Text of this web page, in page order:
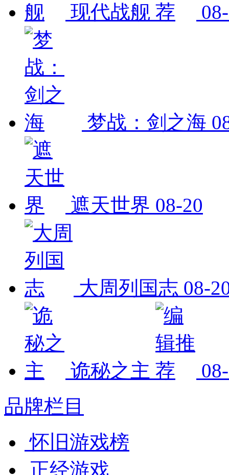
现代战舰
梦战：剑之海
遮天世界 08-20
大周列国志 08-
诡秘之主
品牌栏目
怀旧游戏榜
正经游戏